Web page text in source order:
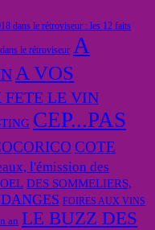
dans le rétroviseur : les 12 faits
le rétroviseur A
A VOS
FETE LE VIN
CEP...PAS
COTE
l'émission des
DES SOMMELIERS,
FOIRES AUX VINS
an LE BUZZ DES